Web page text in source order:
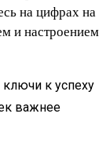
на цифрах на
и настроением
к успеху
важнее